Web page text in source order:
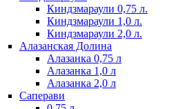
Киндзмараули 0,75 л.
Киндзмараули 1,0 л.
Киндзмараули 2,0 л.
Алазанская Долина
Алазанка 0,75 л
Алазанка 1,0 л
Алазанка 2,0 л
Саперави